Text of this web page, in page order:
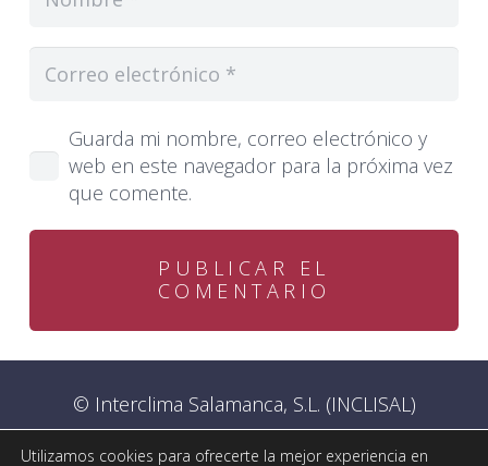
Guarda mi nombre, correo electrónico y
web en este navegador para la próxima vez
que comente.
PUBLICAR EL
COMENTARIO
© Interclima Salamanca, S.L. (INCLISAL)
Utilizamos cookies para ofrecerte la mejor experiencia en